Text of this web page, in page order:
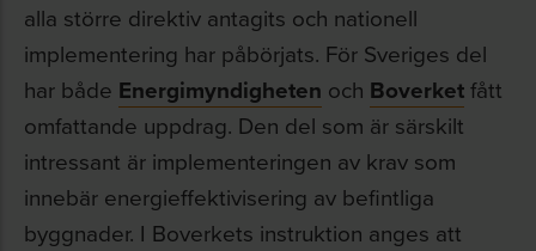
alla större direktiv antagits och nationell
implementering har påbörjats. För Sveriges del
har både Energimyndigheten och Boverketfått
omfattande uppdrag. Den del som är särskilt
intressant är implementeringen av krav som
innebär energieffektivisering av befintliga
byggnader. I Boverkets instruktion anges att